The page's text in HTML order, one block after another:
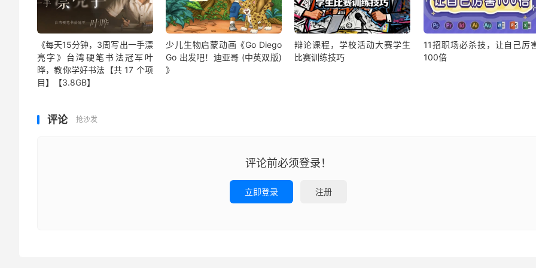
《每天15分钟，3周写出一手漂
亮字》台湾硬笔书法冠军叶
晔，教你学好书法【共 17 个项
目】【3.8GB】
少儿生物启蒙动画《Go Diego
Go 出发吧！迪亚哥 (中英双版)
》
辩论课程，学校活动大赛学生
比赛训练技巧
11招职场必杀技，让自己厉
100倍
评论 抢沙发
评论前必须登录！
立即登录 注册